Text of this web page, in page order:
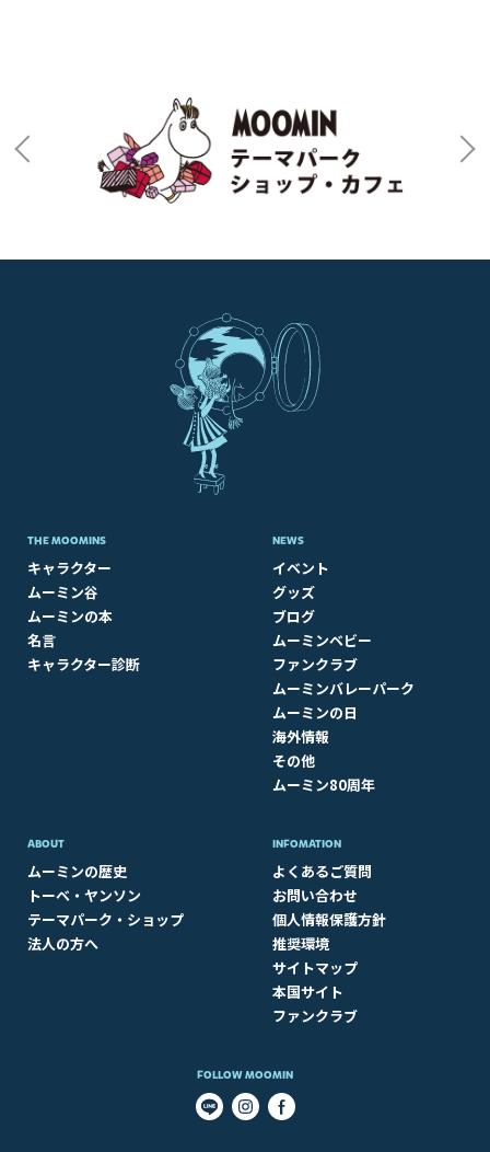
THE MOOMINS
キャラクター
ムーミン谷
ムーミンの本
名言
キャラクター診断
NEWS
イベント
グッズ
ブログ
ムーミンベビー
ファンクラブ
ムーミンバレーパーク
ムーミンの日
海外情報
その他
ムーミン80周年
ABOUT​
ムーミンの歴史
トーベ・ヤンソン
テーマパーク・ショップ
法人の方へ
INFOMATION
よくあるご質問
お問い合わせ
個人情報保護方針
推奨環境
サイトマップ
本国サイト
ファンクラブ
FOLLOW MOOMIN